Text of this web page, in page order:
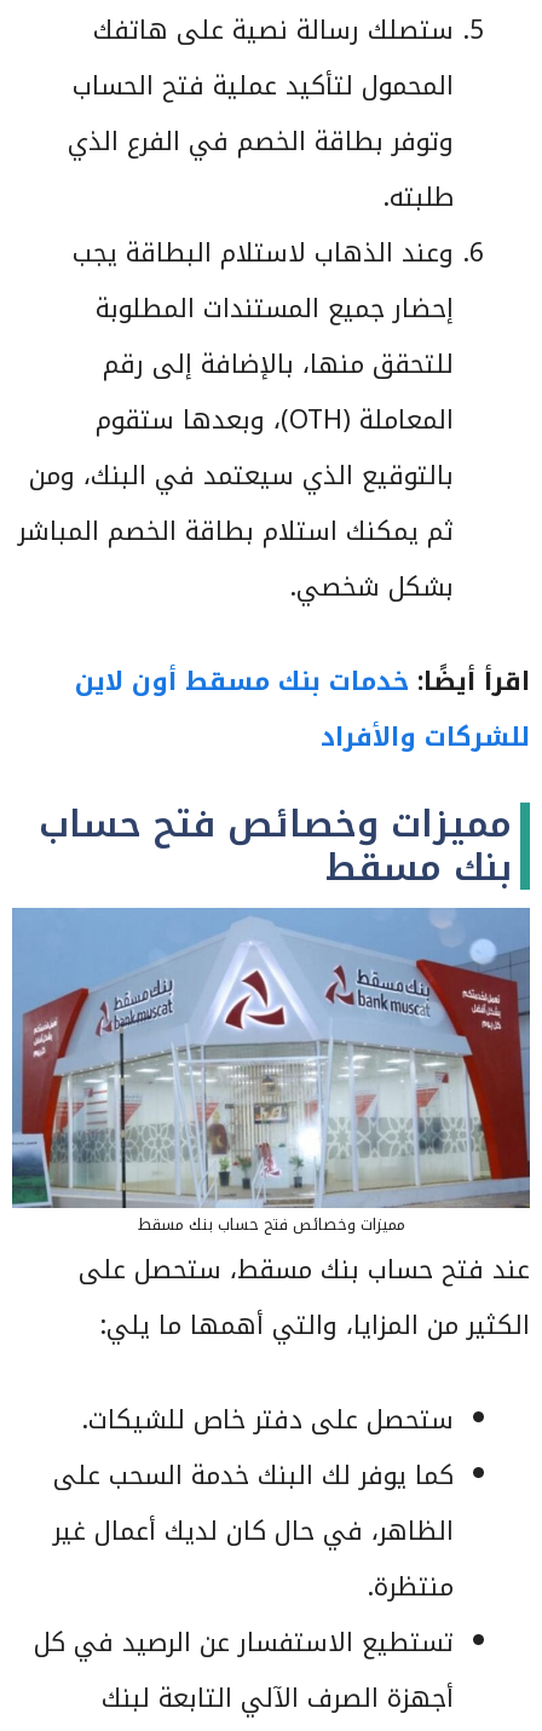
ستصلك رسالة نصية على هاتفك
المحمول لتأكيد عملية فتح الحساب
وتوفر بطاقة الخصم في الفرع الذي
طلبته.
وعند الذهاب لاستلام البطاقة يجب
إحضار جميع المستندات المطلوبة
للتحقق منها، بالإضافة إلى رقم
المعاملة (OTH)، وبعدها ستقوم
بالتوقيع الذي سيعتمد في البنك، ومن
ثم يمكنك استلام بطاقة الخصم المباشر
بشكل شخصي.
اقرأ أيضًا: خدمات بنك مسقط أون لاين
للشركات والأفراد
مميزات وخصائص فتح حساب
بنك مسقط
مميزات وخصائص فتح حساب بنك مسقط
عند فتح حساب بنك مسقط، ستحصل على
الكثير من المزايا، والتي أهمها ما يلي:
ستحصل على دفتر خاص للشيكات.
كما يوفر لك البنك خدمة السحب على
الظاهر، في حال كان لديك أعمال غير
منتظرة.
تستطيع الاستفسار عن الرصيد في كل
أجهزة الصرف الآلي التابعة لبنك